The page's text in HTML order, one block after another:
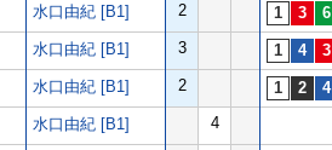
水口由紀 [B1] 2
水口由紀 [B1] 3
水口由紀 [B1] 2
水口由紀 [B1] 4